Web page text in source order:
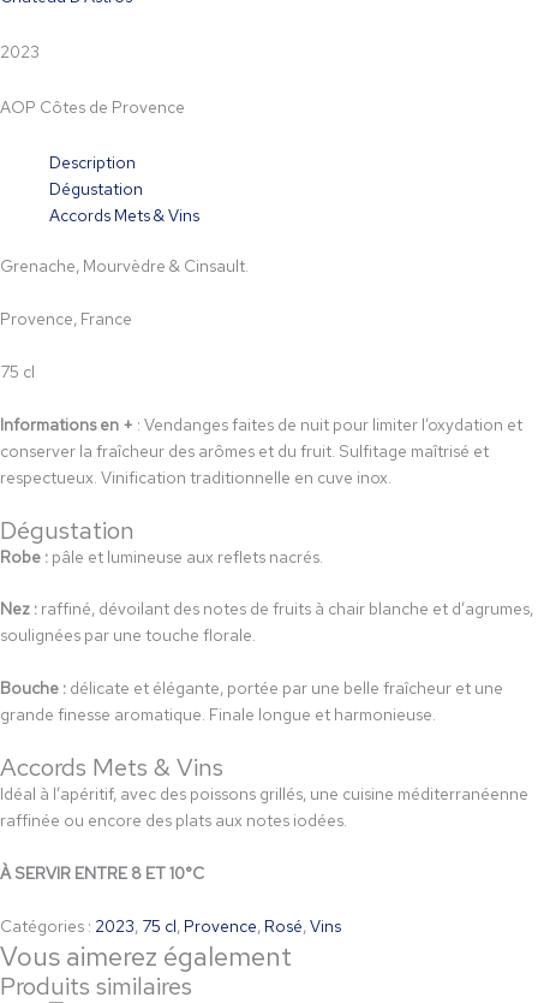
2023
AOP Côtes de Provence
Description
Dégustation
Accords Mets & Vins
Grenache, Mourvèdre & Cinsault.
Provence, France
75 cl
Informations en + : Vendanges faites de nuit pour limiter l’oxydation et
conserver la fraîcheur des arômes et du fruit. Sulfitage maîtrisé et
respectueux. Vinification traditionnelle en cuve inox.
Dégustation
Robe : pâle et lumineuse aux reflets nacrés.
Nez : raffiné, dévoilant des notes de fruits à chair blanche et d’agrumes,
soulignées par une touche florale.
Bouche : délicate et élégante, portée par une belle fraîcheur et une
grande finesse aromatique. Finale longue et harmonieuse.
Accords Mets & Vins
Idéal à l’apéritif, avec des poissons grillés, une cuisine méditerranéenne
raffinée ou encore des plats aux notes iodées.
À SERVIR ENTRE 8 ET 10°C
Catégories : 2023, 75 cl, Provence, Rosé,Vins
Vous aimerez également
Produits similaires